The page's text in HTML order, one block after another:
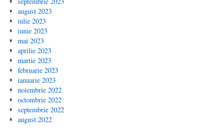
august 2023
iulie 2023
iunie 2023
mai 2023
aprilie 2023
martie 2023
februarie 2023
ianuarie 2023
noiembrie 2022
octombrie 2022
septembrie 2022
august 2022